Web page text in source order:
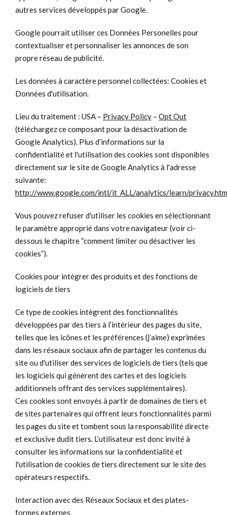
autres services développés par Google.
Google pourrait utiliser ces Données Personelles pour
contextualiser et personnaliser les annonces de son
propre réseau de publicité.
Les données à caractère personnel collectées: Cookies et
Données d'utilisation.
Lieu du traitement : USA – Privacy Policy – Opt Out
(téléchargez ce composant pour la désactivation de
Google Analytics). Plus d’informations sur la
confidentialité et l'utilisation des cookies sont disponibles
directement sur le site de Google Analytics à l'adresse
suivante:
http://www.google.com/intl/it_ALL/analytics/learn/
Vous pouvez refuser d'utiliser les cookies en sélectionnant
le paramètre approprié dans votre navigateur (voir ci-
dessous le chapitre “comment limiter ou désactiver les
cookies”).
Cookies pour intégrer des produits et des fonctions de
logiciels de tiers
Ce type de cookies intègrent des fonctionnalités
développées par des tiers à l’intérieur des pages du site,
telles que les icônes et les préférences (j’aime) exprimées
dans les réseaux sociaux afin de partager les contenus du
site ou d'utiliser des services de logiciels de tiers (tels que
les logiciels qui génèrent des cartes et des logiciels
additionnels offrant des services supplémentaires).
Ces cookies sont envoyés à partir de domaines de tiers et
de sites partenaires qui offrent leurs fonctionnalités parmi
les pages du site et tombent sous la responsabilité directe
et exclusive dudit tiers. L’utilisateur est donc invité à
consulter les informations sur la confidentialité et
l'utilisation de cookies de tiers directement sur le site des
opérateurs respectifs.
Interaction avec des Réseaux Sociaux et des plates-
formes externes